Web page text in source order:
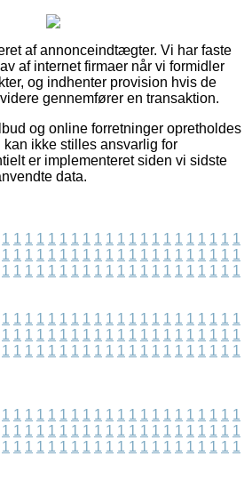
af annonceindtægter. Vi har faste
af internet firmaer når vi formidler
og indhenter provision hvis de
gennemfører en transaktion.
og online forretninger opretholdes
ikke stilles ansvarlig for
er implementeret siden vi sidste
data.
1 1 1 1 1 1 1 1 1 1 1 1 1 1 1 1 1 1 1 1 1
1 1 1 1 1 1 1 1 1 1 1 1 1 1 1 1 1 1 1 1 1
1 1 1 1 1 1 1 1 1 1 1 1 1 1 1 1 1 1 1 1 1
1 1 1 1 1 1 1 1 1 1 1 1 1 1 1 1 1 1 1 1 1
1 1 1 1 1 1 1 1 1 1 1 1 1 1 1 1 1 1 1 1 1
1 1 1 1 1 1 1 1 1 1 1 1 1 1 1 1 1 1 1 1 1
1 1 1 1 1 1 1 1 1 1 1 1 1 1 1 1 1 1 1 1 1
1 1 1 1 1 1 1 1 1 1 1 1 1 1 1 1 1 1 1 1 1
1 1 1 1 1 1 1 1 1 1 1 1 1 1 1 1 1 1 1 1 1